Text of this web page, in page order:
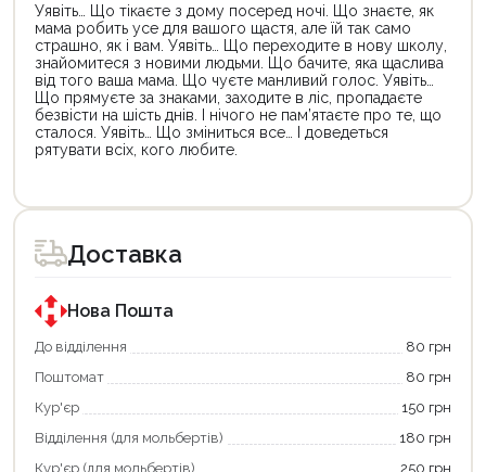
Уявіть… Що тікаєте з дому посеред ночі. Що знаєте, як
мама робить усе для вашого щастя, але їй так само
страшно, як і вам. Уявіть… Що переходите в нову школу,
знайомитеся з новими людьми. Що бачите, яка щаслива
від того ваша мама. Що чуєте манливий голос. Уявіть…
Що прямуєте за знаками, заходите в ліс, пропадаєте
безвісти на шість днів. І нічого не пам’ятаєте про те, що
сталося. Уявіть… Що зміниться все… І доведеться
рятувати всіх, кого любите.
товар
для
покупки
державною
програмою
єКнига.
Використовуйте
карту
щоб
зекономити
та
отримати
Доставка
Нова Пошта
До відділення
80 грн
Поштомат
80 грн
Кур'єр
150 грн
Відділення (для мольбертів)
180 грн
Кур'єр (для мольбертів)
250 грн